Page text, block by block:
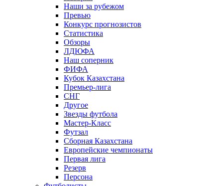
Наши за рубежом
Превью
Конкурс прогнозистов
Статистика
Обзоры
ЛДЮФА
Наш соперник
ФИФА
Кубок Казахстана
Премьер-лига
СНГ
Другое
Звезды футбола
Мастер-Класс
Футзал
Сборная Казахстана
Европейские чемпионаты
Первая лига
Резерв
Персона